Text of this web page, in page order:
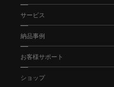
サービス
納品事例
お客様サポート
ショップ